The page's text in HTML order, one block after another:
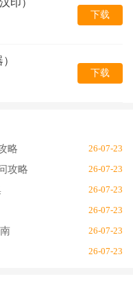
印）
下载
下载
略 26-07-23
攻略 26-07-23
26-07-23
26-07-23
26-07-23
26-07-23